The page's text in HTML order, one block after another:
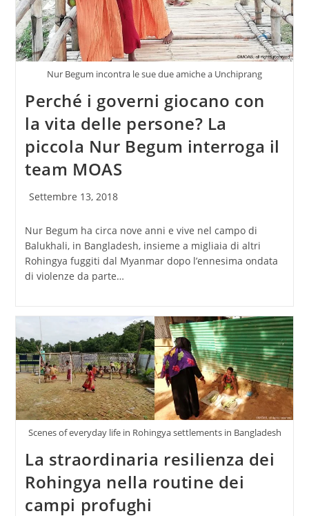
Nur Begum incontra le sue due amiche a Unchiprang
Perché i governi giocano con
la vita delle persone? La
piccola Nur Begum interroga il
team MOAS
Articolo
Settembre 13, 2018
Nur Begum ha circa nove anni e vive nel campo di
Balukhali, in Bangladesh, insieme a migliaia di altri
Rohingya fuggiti dal Myanmar dopo l’ennesima ondata
di violenze da parte…
Scenes of everyday life in Rohingya settlements in Bangladesh
La straordinaria resilienza dei
Rohingya nella routine dei
campi profughi